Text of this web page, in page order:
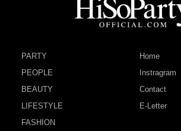
PARTY
PEOPLE
BEAUTY
LIFESTYLE
FASHION
Home
Instragram
Contact
E-Letter